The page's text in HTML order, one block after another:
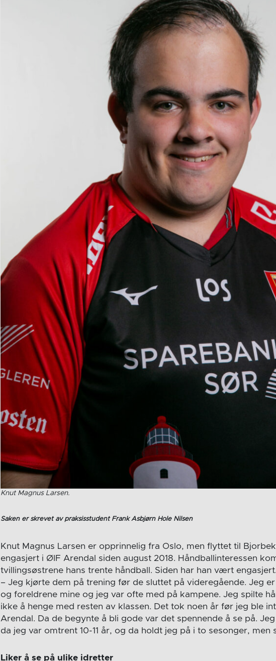
Knut Magnus Larsen.
Saken er skrevet av praksisstudent Frank Asbjørn Hole Nilsen
Knut Magnus Larsen er opprinnelig fra Oslo, men flyttet til
engasjert i ØIF Arendal siden august 2018. Håndballinteressen
tvillingsøstrene hans trente håndball. Siden har han vært
– Jeg kjørte dem på trening før de sluttet på videregående. Jeg
og foreldrene mine og jeg var ofte med på kampene. Jeg spilte
ikke å henge med resten av klassen. Det tok noen år før jeg ble
Arendal. Da de begynte å bli gode var det spennende å se på.
da jeg var omtrent 10-11 år, og da holdt jeg på i to sesonger, men
Liker å se på ulike idretter